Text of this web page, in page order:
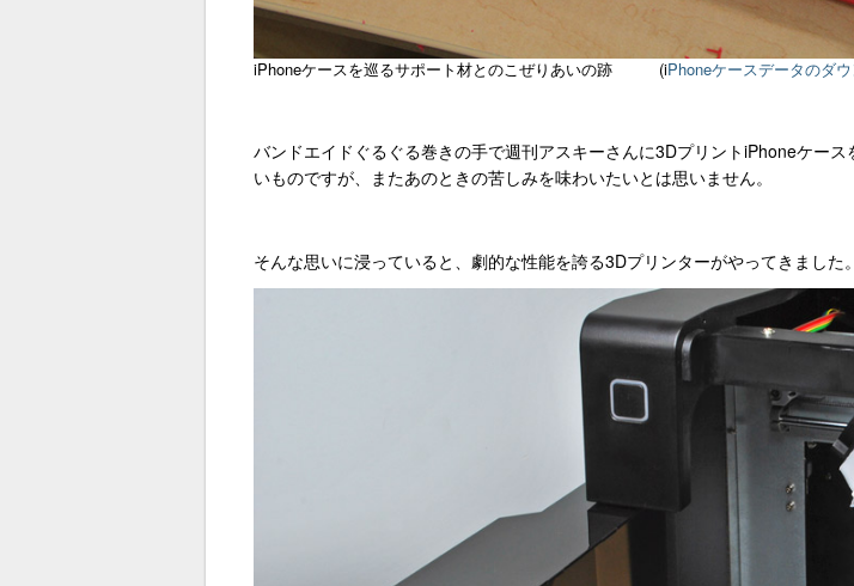
iPhoneケースを巡るサポート材とのこぜりあいの跡 (iPhoneケースデータのダ
バンドエイドぐるぐる巻きの手で週刊アスキーさんに3DプリントiPhoneケー
いものですが、またあのときの苦しみを味わいたいとは思いません。
そんな思いに浸っていると、劇的な性能を誇る3Dプリンターがやってきました。